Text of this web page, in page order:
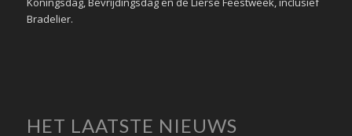
Bradelier.
HET LAATSTE NIEUWS